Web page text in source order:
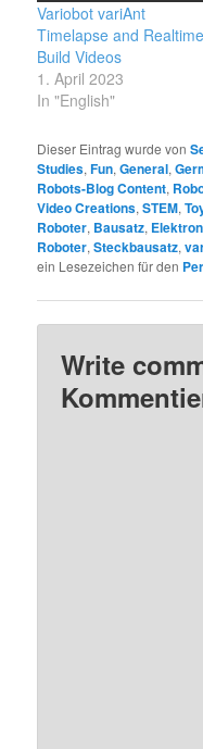
Variobot variAnt
Timelapse and Realtime
Build Videos
1. April 2023
In "English"
Dieser Eintrag wurde von
Studies,Fun,General,
Robots-Blog Content,
Video Creations,STEM,
Roboter, Bausatz,
Roboter,Steckbausatz,
ein Lesezeichen für den
Write